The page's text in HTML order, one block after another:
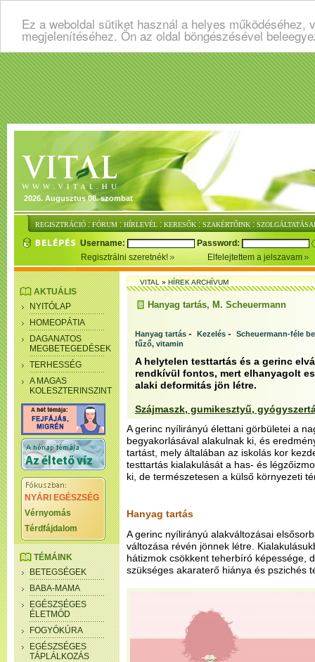
Ez a weboldal sütiket használ a helyes
megjelenítéséhez. Ön az oldal böngészésével
2026. Augusztus 08. szombat
REGISZTRÁCIÓ : FÓRUM : HÍRLEVÉL : KERESŐK : SZAKÉRTŐINK :
Username:
Password:
Regisztrálni szeretnék!
Elfelejtettem a jelszavam
AKTUÁLIS
NYITÓLAP
HOMEOPÁTIA
DAGANATOS
MEGBETEGEDÉSEK
TERHESSÉG
A MAGAS
KOLESZTERINSZINT
NYÁRI EGÉSZSÉG
Vérnyomás
Térdfájdalom
TÉMÁINK
BETEGSÉGEK
BABA-MAMA
EGÉSZSÉGES
ÉLETMÓD
FOGYÓKÚRA
EGÉSZSÉGES
TÁPLÁLKOZÁS
VITAL»HÍREK ARCHÍVUM
Hanyag tartás, M. Scheuermann
Hanyag tartás - Kezelés - Scheuermann-féle
fűző, vitamin
A helytelen testtartás és a gerinc
rendkívül fontos, mert elhanyagolt
alaki deformitás jön létre.
Szájmaszk, gumikesztyű,
A gerinc nyílirányú élettani görbületei a
begyakorlásával alakulnak ki, és
tartást, mely általában az iskolás kor
testtartás kialakulását a has- és
ki, de természetesen a külső környezeti
Hanyag tartás
A gerinc nyílirányú alakváltozásai
változása révén jönnek létre.
hátizmok csökkent teherbíró képessége,
szükséges akaraterő hiánya és pszichés